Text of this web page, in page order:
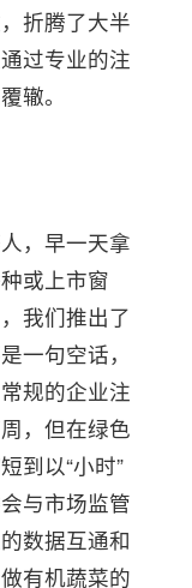
折腾了大半
过专业的注
辙。
，早一天拿
或上市窗
我们推出了
一句空话，
规的企业注
，但在绿色
到以“小时”
与市场监管
数据互通和
有机蔬菜的